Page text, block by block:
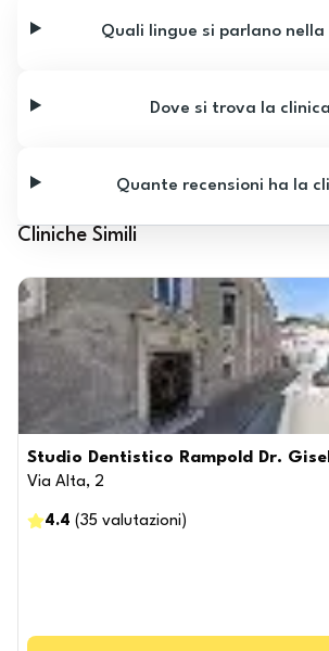
Quali lingue si parlano nella
Dove si trova la
Quante recensioni ha la
Cliniche Simili
Studio Dentistico Rampold Dr.
Via Alta, 2
4.4 (35 valutazioni )